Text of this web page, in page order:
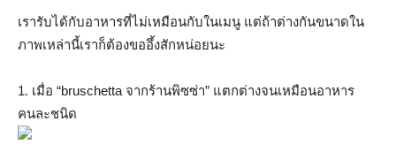
เรารับได้กับอาหารที่ไม่เหมือนกับในเมนู แต่ถ้าต่างกันขนาดใน
ภาพเหล่านี้เราก็ต้องขออึ้งสักหน่อยนะ
1. เมื่อ “bruschetta จากร้านพิซซ่า” แตกต่างจนเหมือนอาหาร
คนละชนิด